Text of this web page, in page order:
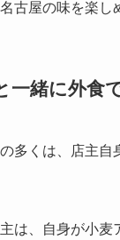
古屋の味を楽し
一緒に外食
多くは、店主
は、自身が小